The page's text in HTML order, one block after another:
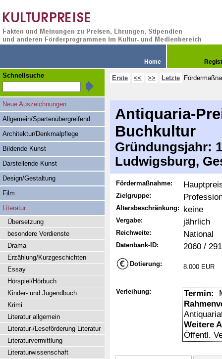
Home
Erste << >> Letzte
Antiquaria-
Buchkultur
Gründungsjahr:
Ludwigsburg,
Fördermaßnahme:
Zielgruppe:
Altersbeschränkung: keine
Vergabe: jährlich
Reichweite: National
Datenbank-ID: 2060 /
Dotierung: 8.000 EUR
Verleihung: Termin:
Weitere
Öffentl.
Schnellsuche
Neue Auszeichnungen
Allgemein/Spartenübergreifend
Architektur/Denkmalpflege
Bildende Kunst
Darstellende Kunst
Design/Gestaltung
Film
Literatur
Übersetzung
besondere Verdienste
Drama
Erzählung/Kurzgeschichten
Essay
Hörspiel/Hörbuch
Kinder- und Jugendbuch
Krimi
Literatur allgemein
Literatur-/Leseförderung Literatur
Literaturvermittlung
Literaturwissenschaft